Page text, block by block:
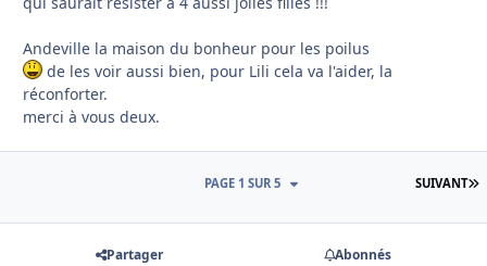
Andeville la maison du bonheur pour les poilus
de les voir aussi bien, pour Lili cela va l'aider, la
réconforter.
merci à vous deux.
SUIVANT
PAGE 1 SUR 5
Partager Abonnés